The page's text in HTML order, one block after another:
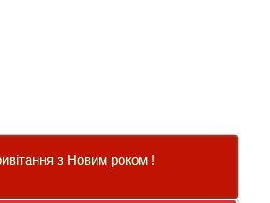
з Новим роком !